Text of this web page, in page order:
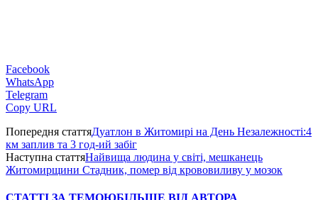
Facebook
WhatsApp
Telegram
Copy URL
Попередня статтяДуатлон в Житомирі на День Незалежності:4
км заплив та 3 год-ий забіг
Наступна статтяНайвища людина у світі, мешканець
Житомирщини Стадник, помер від крововиливу у мозок
СТАТТІ ЗА ТЕМОЮБІЛЬШЕ ВІД АВТОРА